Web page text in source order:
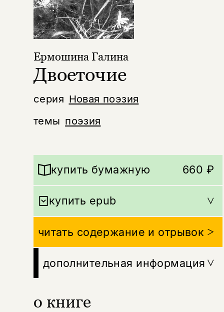
серия Новая поэзия
темы поэзия
Ермошина Галина
Двоеточие
о книге
купить бумажную 660 ₽
купить epub
читать содержание и отрывок
дополнительная информация